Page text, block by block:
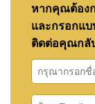
หากคุณต้องก
และกรอกแบ
ติดต่อคุณกลั